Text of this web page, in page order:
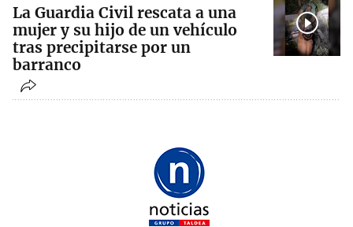
La Guardia Civil rescata a una
mujer y su hijo de un vehículo
tras precipitarse por un
barranco